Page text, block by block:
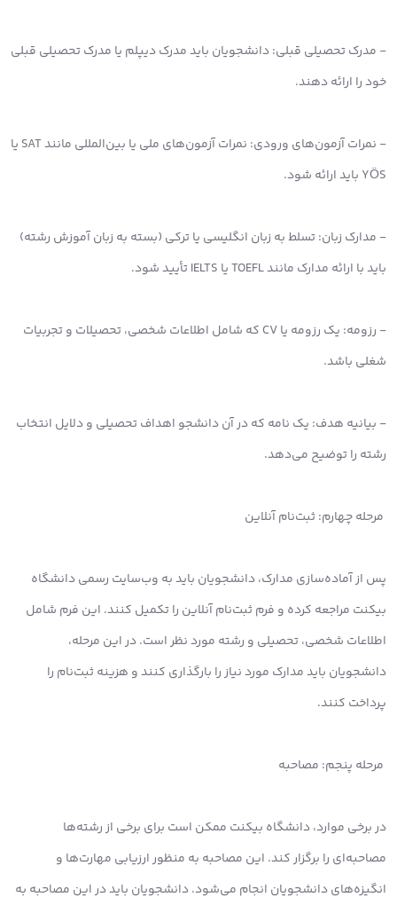
- مدرک تحصیلی قبلی: دانشجویان باید مدرک دیپلم یا مدرک تحصیلی قبلی
خود را ارائه دهند.
- نمرات آزمون‌های ورودی: نمرات آزمون‌های ملی یا بین‌المللی مانند SAT یا
YÖS باید ارائه شود.
- مدارک زبان: تسلط به زبان انگلیسی یا ترکی (بسته به زبان آموزش رشته)
باید با ارائه مدارک مانند TOEFL یا IELTS تأیید شود.
- رزومه: یک رزومه یا CV که شامل اطلاعات شخصی، تحصیلات و تجربیات
شغلی باشد.
- بیانیه هدف: یک نامه که در آن دانشجو اهداف تحصیلی و دلایل انتخاب
رشته را توضیح می‌دهد.
مرحله چهارم: ثبت‌نام آنلاین
پس از آماده‌سازی مدارک، دانشجویان باید به وب‌سایت رسمی دانشگاه
بیکنت مراجعه کرده و فرم ثبت‌نام آنلاین را تکمیل کنند. این فرم شامل
اطلاعات شخصی، تحصیلی و رشته مورد نظر است. در این مرحله،
دانشجویان باید مدارک مورد نیاز را بارگذاری کنند و هزینه ثبت‌نام را
پرداخت کنند.
مرحله پنجم: مصاحبه
در برخی موارد، دانشگاه بیکنت ممکن است برای برخی از رشته‌ها
مصاحبه‌ای را برگزار کند. این مصاحبه به منظور ارزیابی مهارت‌ها و
انگیزه‌های دانشجویان انجام می‌شود. دانشجویان باید در این مصاحبه به